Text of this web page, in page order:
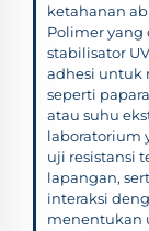
ketahanan
Polimer
stabilisator
adhesi untuk
seperti
atau suhu
laboratorium
uji resistansi
lapangan,
interaksi
menentukan